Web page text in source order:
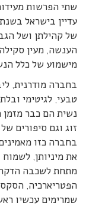
שתי הפרשות
של קהילתן ושל
הענשה, מעין
מישמוע של כלל
בחברה מודרנית,
טבעי, לגיטימי
נשית הם כבר מזמן
זוג וגם סיפורים
בחברה כזו
את מיניותן,
מתחת לשכבה
הפטריארכיה,
שמרימים עכשיו